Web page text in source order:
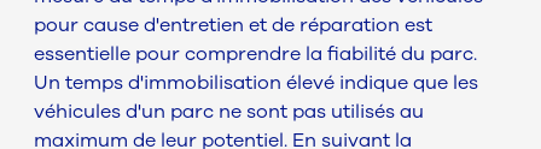
pour cause d'entretien et de réparation est
essentielle pour comprendre la fiabilité du parc.
Un temps d'immobilisation élevé indique que les
véhicules d'un parc ne sont pas utilisés au
maximum de leur potentiel. En suivant la